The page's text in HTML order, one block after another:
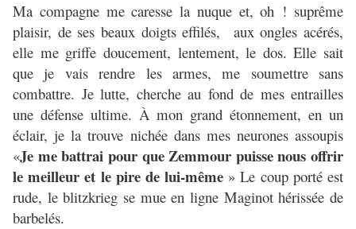
Ma compagne me caresse la nuque et, oh ! suprême
plaisir, de ses beaux doigts effilés, aux ongles acérés,
elle me griffe doucement, lentement, le dos. Elle sait
que je vais rendre les armes, me soumettre sans
combattre. Je lutte, cherche au fond de mes entrailles
une défense ultime. À mon grand étonnement, en un
éclair, je la trouve nichée dans mes neurones assoupis
«Je me battrai pour que Zemmour puisse nous offrir
le meilleur et le pire de lui-même » Le coup porté est
rude, le blitzkrieg se mue en ligne Maginot hérissée de
barbelés.